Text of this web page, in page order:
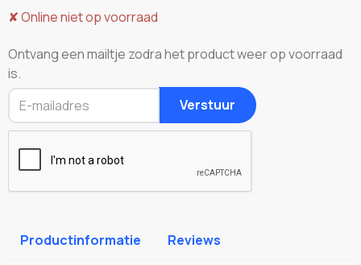
✘Online niet op voorraad
Ontvang een mailtje zodra het product weer op voorraad
is.
Verstuur
Productinformatie Reviews